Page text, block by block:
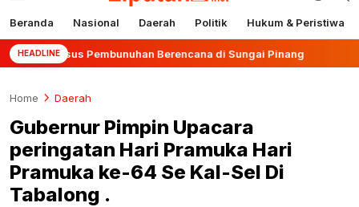
liputan24.net
Beranda Nasional Daerah Politik Hukum & Peristiwa
HEADLINE
Pembunuhan Berencana di Sungai Pinang
Home Daerah
Gubernur Pimpin Upacara
peringatan Hari Pramuka Hari
Pramuka ke-64 Se Kal-Sel Di
Tabalong .